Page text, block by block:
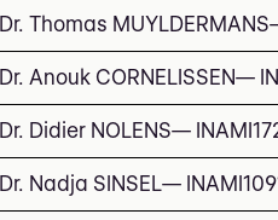
Dr. Thomas MUYLDERMANS
Dr. Anouk CORNELISSEN—
Dr. Didier NOLENS— INAMI
Dr. Nadja SINSEL— INAMI